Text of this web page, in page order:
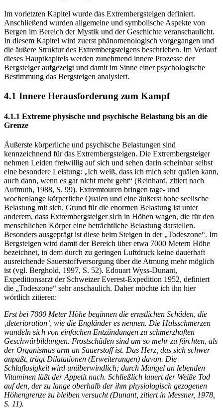
Im vorletzten Kapitel wurde das Extrembergsteigen definiert.
Anschließend wurden allgemeine und symbolische Aspekte von
Bergen im Bereich der Mystik und der Geschichte veranschaulicht.
In diesem Kapitel wird zuerst phänomenologisch vorgegangen und
die äußere Struktur des Extrembergsteigens beschrieben. Im Verlauf
dieses Hauptkapitels werden zunehmend innere Prozesse der
Bergsteiger aufgezeigt und damit im Sinne einer psychologische
Bestimmung das Bergsteigen analysiert.
4.1 Innere Herausforderung zum Kampf
4.1.1 Extreme physische und psychische Belastung bis an die
Grenze
Äußerste körperliche und psychische Belastungen sind
kennzeichnend für das Extrembergsteigen. Die Extrembergsteiger
nehmen Leiden freiwillig auf sich und sehen darin scheinbar selbst
eine besondere Leistung: „Ich weiß, dass ich mich sehr quälen kann,
auch dann, wenn es gar nicht mehr geht“ (Reinhard, zitiert nach
Aufmuth, 1988, S. 99). Extremtouren bringen tage- und
wochenlange körperliche Qualen und eine äußerst hohe seelische
Belastung mit sich. Grund für die enormen Belastung ist unter
anderem, dass Extrembergsteiger sich in Höhen wagen, die für den
menschlichen Körper eine beträchtliche Belastung darstellen.
Besonders ausgeprägt ist diese beim Steigen in der „Todeszone“. Im
Bergsteigen wird damit der Bereich über etwa 7000 Metern Höhe
bezeichnet, in dem durch zu geringen Luftdruck keine dauerhaft
ausreichende Sauerstoffversorgung über die Atmung mehr möglich
ist (vgl. Berghold, 1997, S. 52). Edouart Wyss-Dunant,
Expeditionsarzt der Schweizer Everest-Expedition 1952, definiert
die „Todeszone“ sehr anschaulich. Daher möchte ich ihn hier
wörtlich zitieren:
Erst bei 7000 Meter Höhe beginnen die ernstlichen Schäden, die
‚deterioration’, wie die Engländer es nennen. Die Halsschmerzen
wandeln sich von einfachen Entzündungen zu schmerzhaften
Geschwürbildungen. Frostschäden sind um so mehr zu fürchten, als
der Organismus arm an Sauerstoff ist. Das Herz, das sich schwer
anpaßt, trägt Dilatationen (Erweiterungen) davon. Die
Schlaflosigkeit wird unüberwindlich; durch Mangel an lebenden
Vitaminen läßt der Appetit nach. Schließlich lauert der Weiße Tod
auf den, der zu lange oberhalb der ihm physiologisch gezogenen
Höhengrenze zu bleiben versucht (Dunant, zitiert in Messner, 1978,
S. 11).